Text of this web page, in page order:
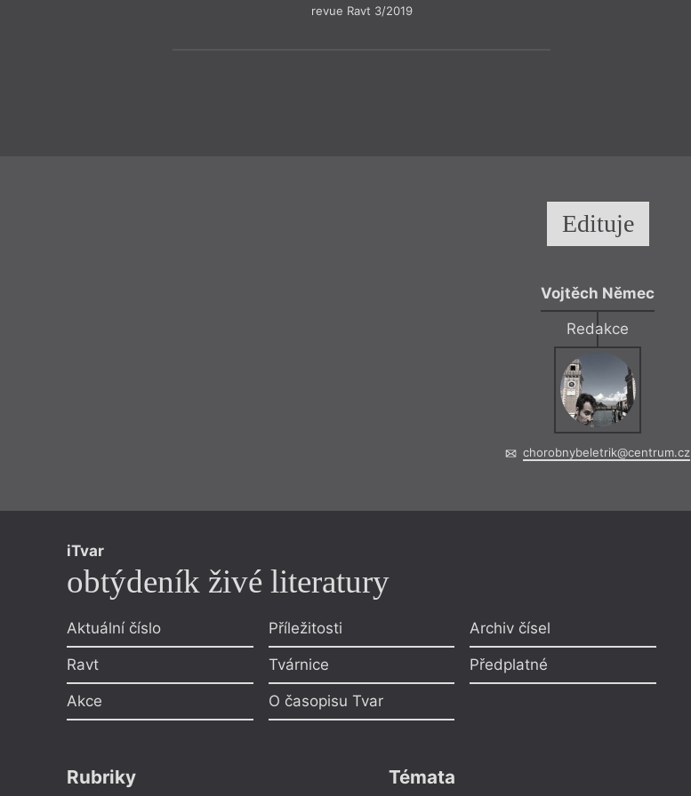
revue Ravt 3/2019
Edituje
Vojtěch Němec
Redakce
chorobnybeletrik@centrum.cz
iTvar
obtýdeník živé literatury
Aktuální číslo
Ravt
Akce
Příležitosti
Tvárnice
O časopisu Tvar
Archiv čísel
Předplatné
Rubriky Témata